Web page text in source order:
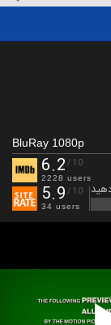
BluRay 1080p
6.2 /10
2228 users
5.9 /10
34 users